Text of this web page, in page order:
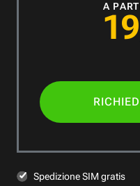
A
Spedizione SIM gratis